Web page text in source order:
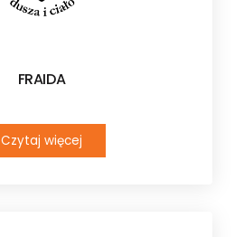
FRAIDA
Czytaj więcej